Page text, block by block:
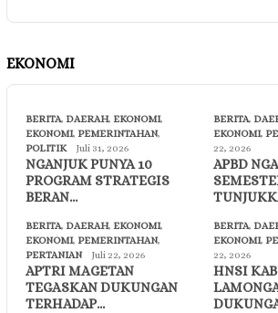
EKONOMI
BERITA, DAERAH, EKONOMI,
EKONOMI, PEMERINTAHAN,
POLITIK
Juli 31, 2026
NGANJUK PUNYA 10
PROGRAM STRATEGIS
BERAN…
BERITA,
EKONOMI,
22, 2026
APBD
BERITA, DAERAH, EKONOMI,
EKONOMI, PEMERINTAHAN,
PERTANIAN
Juli 22, 2026
APTRI MAGETAN
TEGASKAN DUKUNGAN
TERHADAP…
BERITA,
EKONOMI,
22, 2026
HNSI